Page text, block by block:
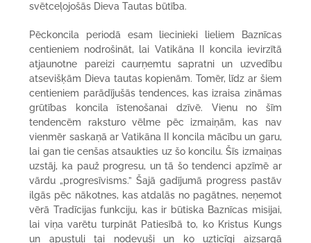
svētceļojošās Dieva Tautas būtība.
Pēckoncila periodā esam liecinieki lieliem Baznīcas
centieniem nodrošināt, lai Vatikāna II koncila ievirzītā
atjaunotne pareizi caurņemtu sapratni un uzvedību
atsevišķām Dieva tautas kopienām. Tomēr, līdz ar šiem
centieniem parādījušās tendences, kas izraisa zināmas
grūtības koncila īstenošanai dzīvē. Vienu no šīm
tendencēm raksturo vēlme pēc izmaiņām, kas nav
vienmēr saskaņā ar Vatikāna II koncila mācību un garu,
lai gan tie cenšas atsaukties uz šo koncilu. Šīs izmaiņas
uzstāj, ka pauž progresu, un tā šo tendenci apzīmē ar
vārdu „progresīvisms.” Šajā gadījumā progress pastāv
ilgās pēc nākotnes, kas atdalās no pagātnes, neņemot
vērā Tradīcijas funkciju, kas ir būtiska Baznīcas misijai,
lai viņa varētu turpināt Patiesībā to, ko Kristus Kungs
un apustuļi tai nodevuši un ko uzticīgi aizsargā